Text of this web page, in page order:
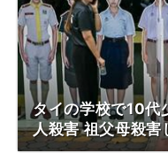
タイの学校で10代
人殺害 祖父母殺害